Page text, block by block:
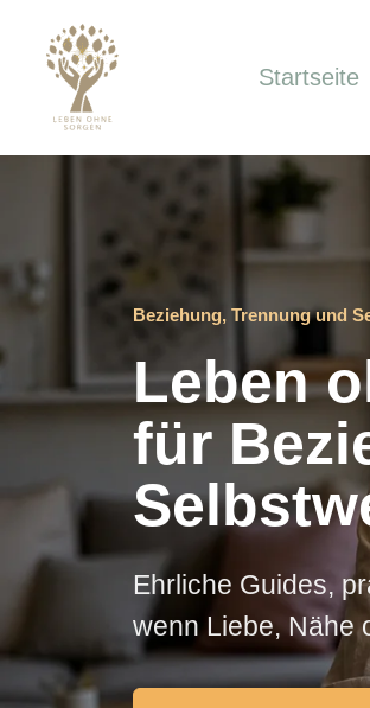
springen
Startseite
Beziehung, Trennung und
Leben
für
Ehrliche Guides,
wenn Liebe, Nähe